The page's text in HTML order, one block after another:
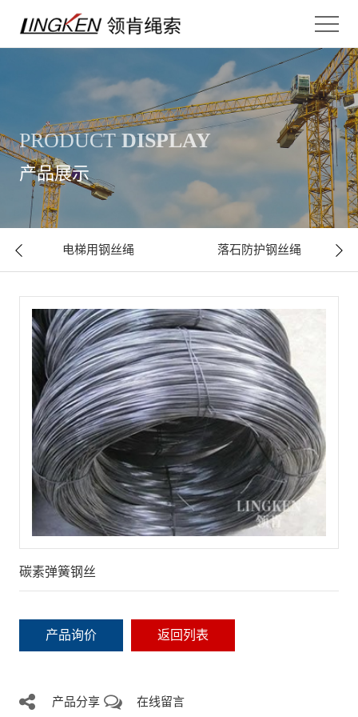
PRODUCT DISPLAY
产品展示
电梯用钢丝绳 落石防护钢丝绳
碳素弹簧钢丝
产品询价 返回列表
产品分享 在线留言